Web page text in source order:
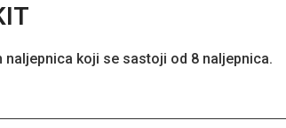
koji se sastoji od 8 naljepnica.